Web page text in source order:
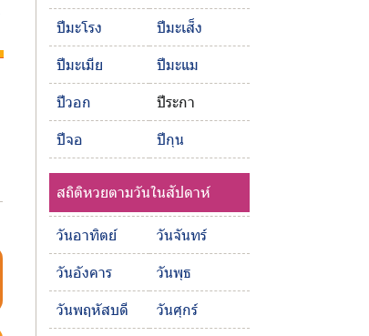
ปีมะโรง
ปีมะเส็ง
ปีมะเมีย
ปีมะแม
ปีวอก
ปีระกา
ปีจอ
ปีกุน
สถิติหวยตามวันในสัปดาห์
วันอาทิตย์
วันจันทร์
วันอังคาร
วันพุธ
วันพฤหัสบดี
วันศุกร์